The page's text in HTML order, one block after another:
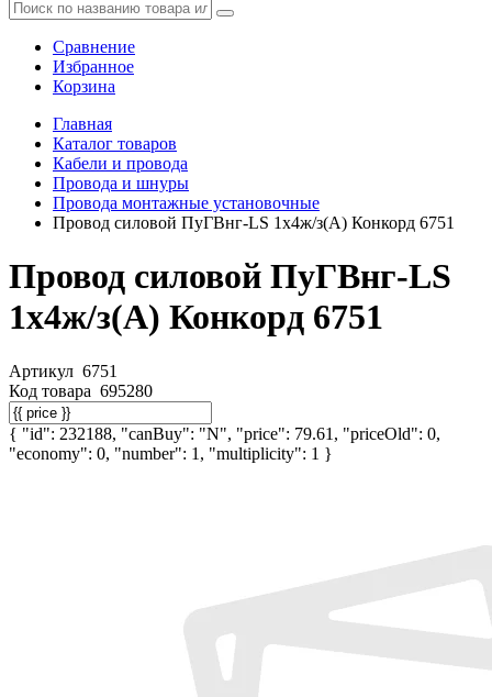
Сравнение
Избранное
Корзина
Главная
Каталог товаров
Кабели и провода
Провода и шнуры
Провода монтажные установочные
Провод силовой ПуГВнг-LS 1х4ж/з(А) Конкорд 6751
Провод силовой ПуГВнг-LS
1х4ж/з(А) Конкорд 6751
Артикул 6751
Код товара 695280
{ "id": 232188, "canBuy": "N", "price": 79.61, "priceOld": 0,
"economy": 0, "number": 1, "multiplicity": 1 }